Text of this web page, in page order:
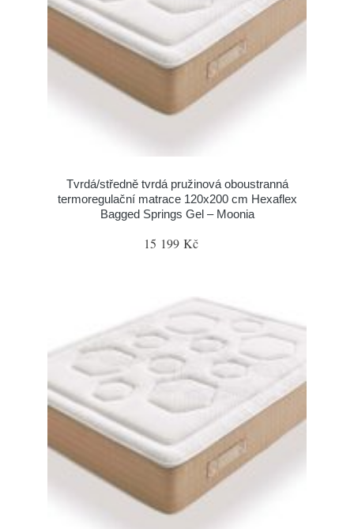
Tvrdá/středně tvrdá pružinová oboustranná
termoregulační matrace 120x200 cm Hexaflex
Bagged Springs Gel – Moonia
15 199 Kč